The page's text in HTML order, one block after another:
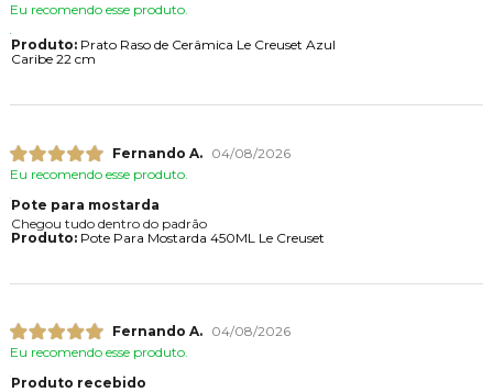
Eu recomendo esse produto.
Produto:Prato Raso de Cerâmica Le Creuset Azul
Caribe 22 cm
Fernando A.
04/08/2026
Eu recomendo esse produto.
Pote para mostarda
Chegou tudo dentro do padrão
Produto:Pote Para Mostarda 450ML Le Creuset
Fernando A.
04/08/2026
Eu recomendo esse produto.
Produto recebido